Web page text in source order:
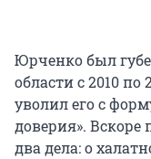
Юрченко был
области с 2010 по
уволил его с
доверия».
два дела: о